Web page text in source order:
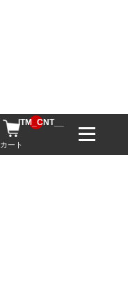
カート
__ITM_CNT__